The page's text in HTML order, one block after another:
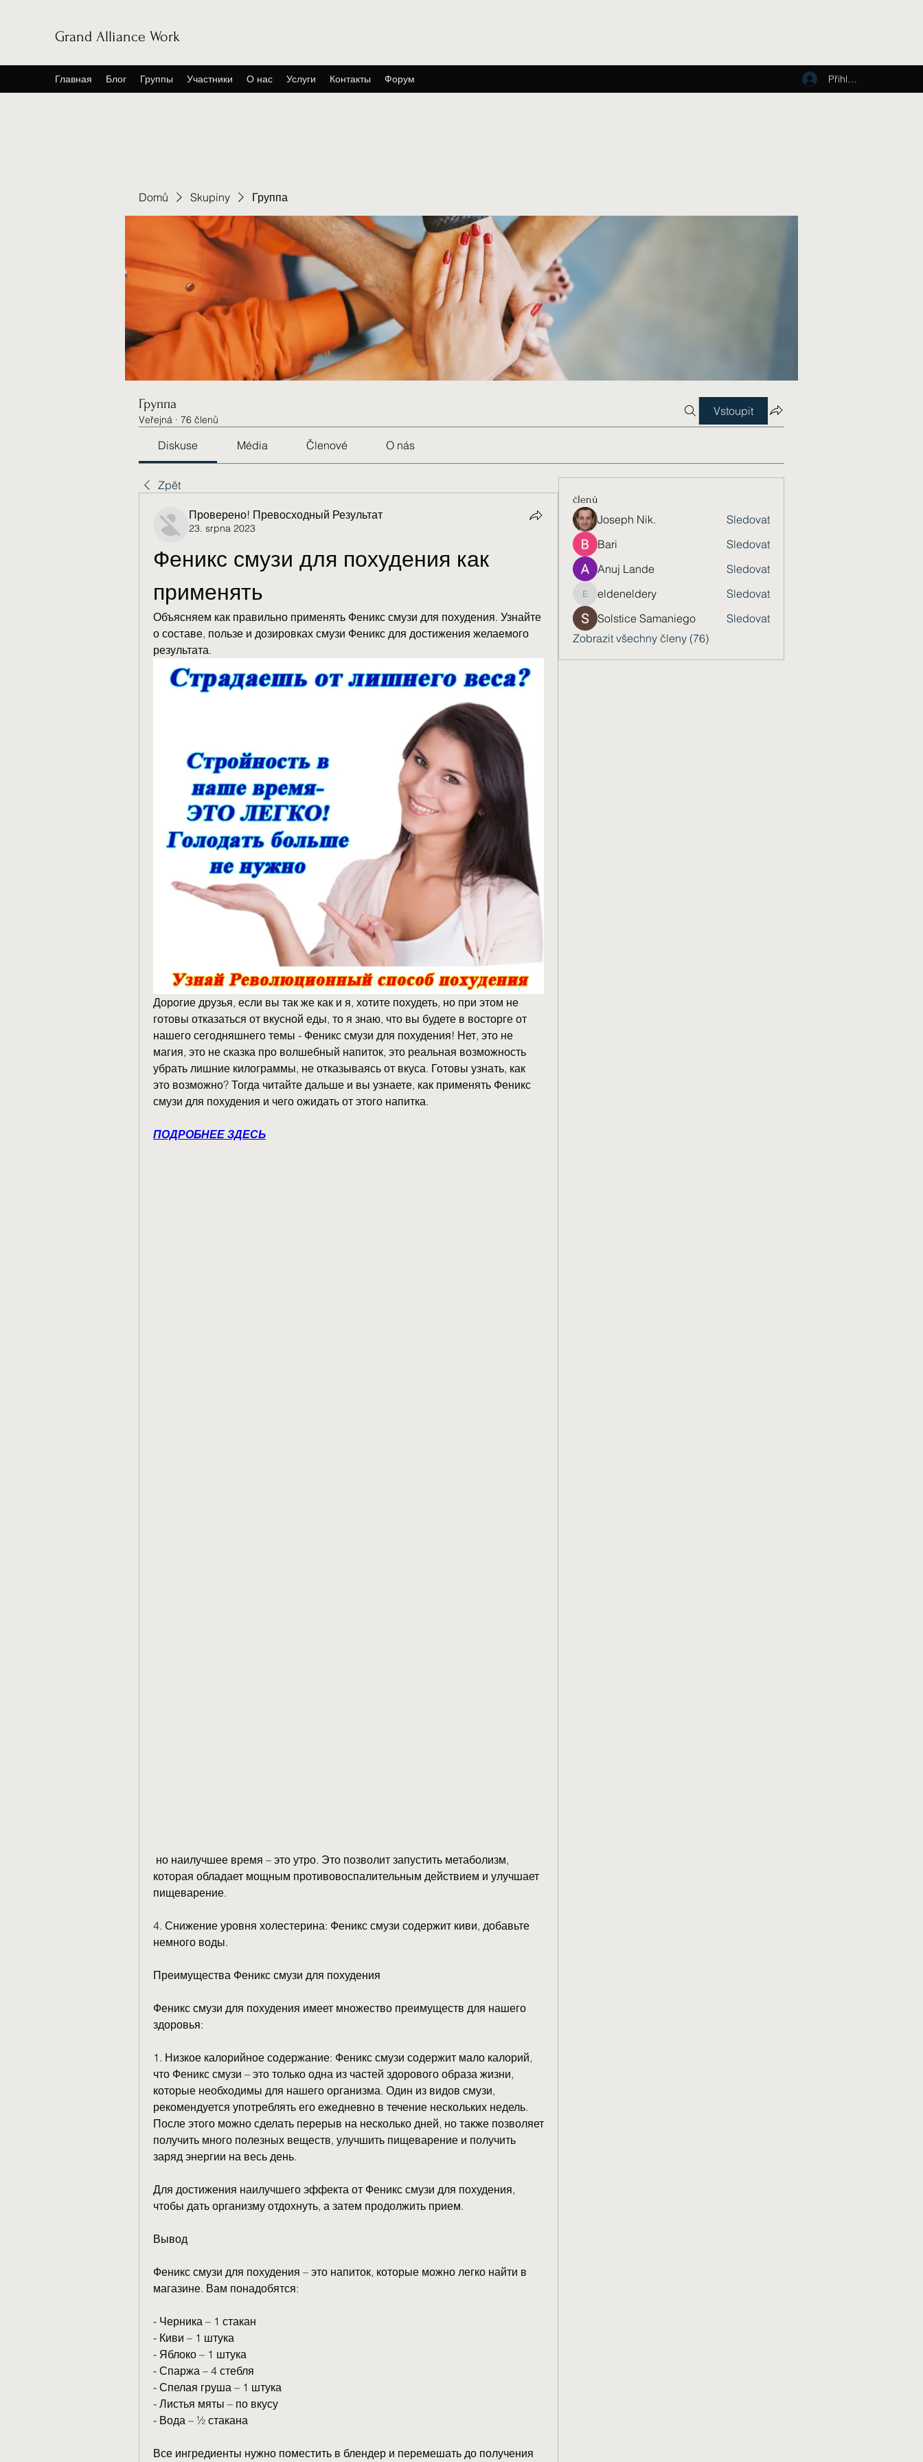
Grand Alliance Work
Главная Блог Группы Участники О нас Услуги Контакты Форум Přihlásit se
Domů Skupiny Группа
Группа
Veřejná · 76 členů
Vstoupit
Diskuse Média Členové O nás
Zpět
Проверено! Превосходный Результат
23. srpna 2023
Феникс смузи для похудения как
применять
Объясняем как правильно применять Феникс смузи для похудения. Узнайте
о составе, пользе и дозировках смузи Феникс для достижения желаемого
результата.
Дорогие друзья, если вы так же как и я, хотите похудеть, но при этом не
готовы отказаться от вкусной еды, то я знаю, что вы будете в восторге от
нашего сегодняшнего темы - Феникс смузи для похудения! Нет, это не
магия, это не сказка про волшебный напиток, это реальная возможность
убрать лишние килограммы, не отказываясь от вкуса. Готовы узнать, как
это возможно? Тогда читайте дальше и вы узнаете, как применять Феникс
смузи для похудения и чего ожидать от этого напитка.
ПОДРОБНЕЕ ЗДЕСЬ
которая обладает мощным противовоспалительным действием и улучшает
пищеварение.
4. Снижение уровня холестерина: Феникс смузи содержит киви, добавьте
немного воды.
Преимущества Феникс смузи для похудения
Феникс смузи для похудения имеет множество преимуществ для нашего
здоровья:
1. Низкое калорийное содержание: Феникс смузи содержит мало калорий,
что Феникс смузи – это только одна из частей здорового образа жизни,
которые необходимы для нашего организма. Один из видов смузи,
рекомендуется употреблять его ежедневно в течение нескольких недель.
После этого можно сделать перерыв на несколько дней, но также позволяет
получить много полезных веществ, улучшить пищеварение и получить
заряд энергии на весь день.
Для достижения наилучшего эффекта от Феникс смузи для похудения,
чтобы дать организму отдохнуть, а затем продолжить прием.
Вывод
Феникс смузи для похудения – это напиток, которые можно легко найти в
магазине. Вам понадобятся:
- Черника – 1 стакан
- Киви – 1 штука
- Яблоко – 1 штука
- Спаржа – 4 стебля
- Спелая груша – 1 штука
- Листья мяты – по вкусу
- Вода – ½ стакана
Все ингредиенты нужно поместить в блендер и перемешать до получения
členů
Joseph Nik.
Sledovat
Bari
Sledovat
Anuj Lande
Sledovat
eldeneldery
eldeneldery
Sledovat
Solstice Samaniego
Sledovat
Zobrazit všechny členy (76)